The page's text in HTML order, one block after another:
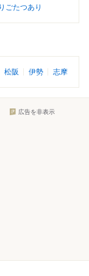
ごたつあり
松阪 伊勢 志摩
広告を非表示